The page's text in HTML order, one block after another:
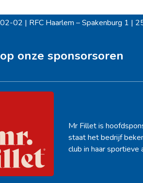
02 | RFC Haarlem – Spakenburg 1 |
onze sponsorsoren
Mr Fillet is
staat het bedrijf
club in haar sportieve